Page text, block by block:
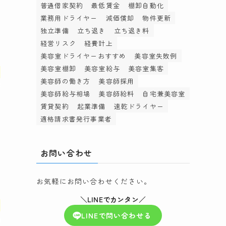
普通借家契約
最低賃金
棚卸自動化
業務用ドライヤー
減価償却
物件更新
独立準備
立ち退き
立ち退き料
経営リスク
経費計上
美容室ドライヤーおすすめ
美容室失敗例
美容室棚卸
美容室給与
美容室集客
美容師の働き方
美容師採用
美容師給与相場
美容師給料
自宅兼美容室
賃貸契約
起業準備
速乾ドライヤー
適格請求書発行事業者
お問い合わせ
お気軽にお問い合わせください。
＼LINEでカンタン／
LINEで問い合わせる